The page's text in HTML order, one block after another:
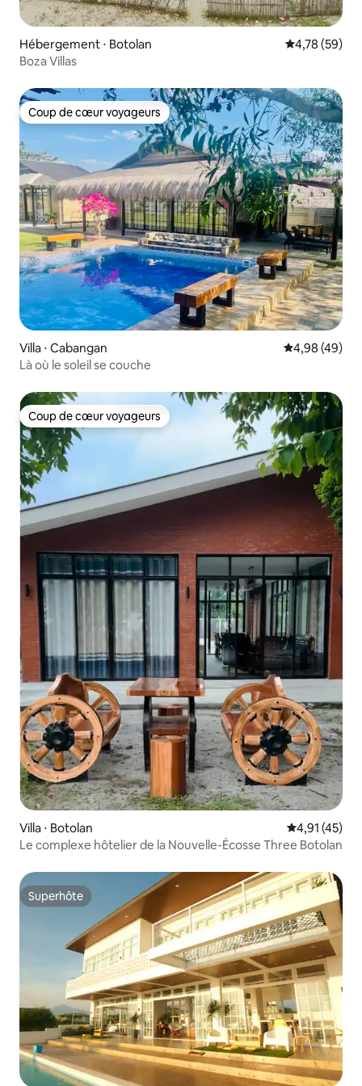
Hébergement ⋅ Botolan Évaluation
4,78 (59)
Boza Villas
Coup de cœur voyageurs
Coup de cœur voyageurs
Villa ⋅ Cabangan Évaluation
4,98 (49)
Là où le soleil se couche
Coup de cœur voyageurs
Coup de cœur voyageurs
Villa ⋅ Botolan Évaluation
4,91 (45)
Le complexe hôtelier de la Nouvelle-Écosse Three Botolan
Superhôte
Superhôte